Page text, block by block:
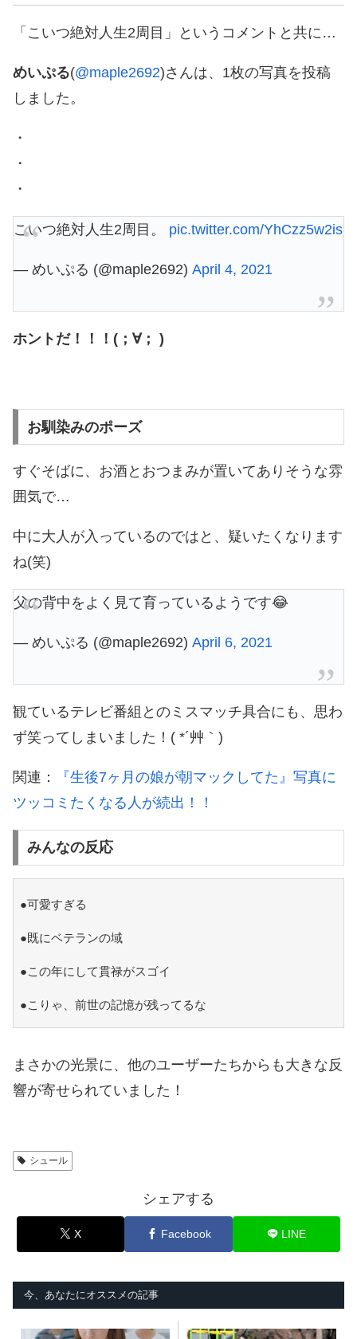
「こいつ絶対人生2周目」というコメントと共に…
めいぷる(@maple2692)さんは、1枚の写真を投稿
しました。
・
・
・
こいつ絶対人生2周目。 pic.twitter.com/YhCzz5w2is
— めいぷる (@maple2692) April 4, 2021
ホントだ！！！(；∀； )
お馴染みのポーズ
すぐそばに、お酒とおつまみが置いてありそうな雰
囲気で…
中に大人が入っているのではと、疑いたくなります
ね(笑)
父の背中をよく見て育っているようです😂
— めいぷる (@maple2692) April 6, 2021
観ているテレビ番組とのミスマッチ具合にも、思わ
ず笑ってしまいました！( *´艸｀)
関連：
『生後7ヶ月の娘が朝マックしてた』写真に
ツッコミたくなる人が続出！！
みんなの反応
●可愛すぎる
●既にベテランの域
●この年にして貫禄がスゴイ
●こりゃ、前世の記憶が残ってるな
まさかの光景に、他のユーザーたちからも大きな反
響が寄せられていました！
シュール
シェアする
X Facebook LINE
今、あなたにオススメの記事